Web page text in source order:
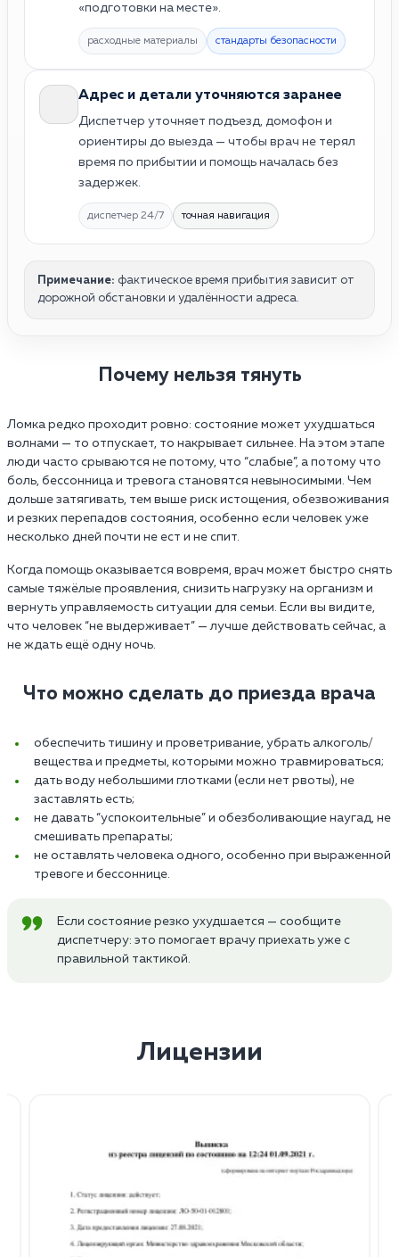
«подготовки на месте».
расходные материалы стандарты безопасности
Адрес и детали уточняются заранее
Диспетчер уточняет подъезд, домофон и
ориентиры до выезда — чтобы врач не терял
время по прибытии и помощь началась без
задержек.
диспетчер 24/7 точная навигация
Примечание: фактическое время прибытия зависит от
дорожной обстановки и удалённости адреса.
Почему нельзя тянуть
Ломка редко проходит ровно: состояние может ухудшаться
волнами — то отпускает, то накрывает сильнее. На этом этапе
люди часто срываются не потому, что “слабые”, а потому что
боль, бессонница и тревога становятся невыносимыми. Чем
дольше затягивать, тем выше риск истощения, обезвоживания
и резких перепадов состояния, особенно если человек уже
несколько дней почти не ест и не спит.
Когда помощь оказывается вовремя, врач может быстро снять
самые тяжёлые проявления, снизить нагрузку на организм и
вернуть управляемость ситуации для семьи. Если вы видите,
что человек “не выдерживает” — лучше действовать сейчас, а
не ждать ещё одну ночь.
Что можно сделать до приезда врача
обеспечить тишину и проветривание, убрать алкоголь/
вещества и предметы, которыми можно травмироваться;
дать воду небольшими глотками (если нет рвоты), не
заставлять есть;
не давать “успокоительные” и обезболивающие наугад, не
смешивать препараты;
не оставлять человека одного, особенно при выраженной
тревоге и бессоннице.
Если состояние резко ухудшается — сообщите
диспетчеру: это помогает врачу приехать уже с
правильной тактикой.
Лицензии